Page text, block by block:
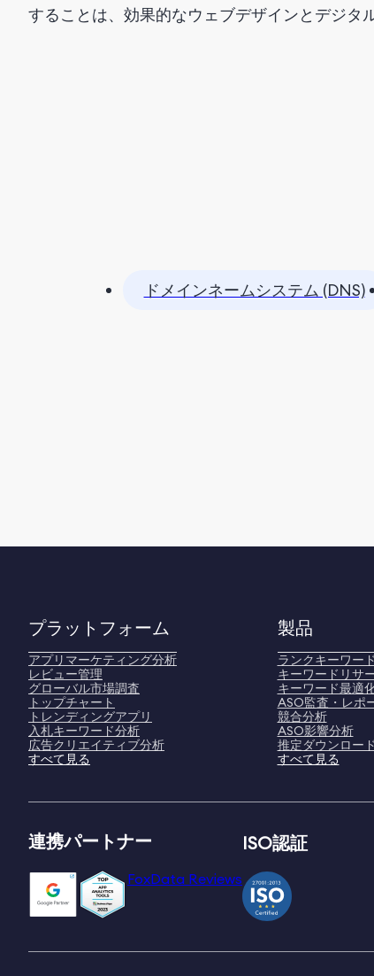
することは、効果的なウェブデザインとデジタ
ドメインネームシステム (DNS)
プラットフォーム
アプリマーケティング分析
レビュー管理
グローバル市場調査
トップチャート
トレンディングアプリ
入札キーワード分析
広告クリエイティブ分析
すべて見る
製品
ランクキーワード
キーワードリサ
キーワード最適
ASO監査・レポ
競合分析
ASO影響分析
推定ダウンロー
すべて見る
連携パートナー
FoxData Reviews
ISO認証